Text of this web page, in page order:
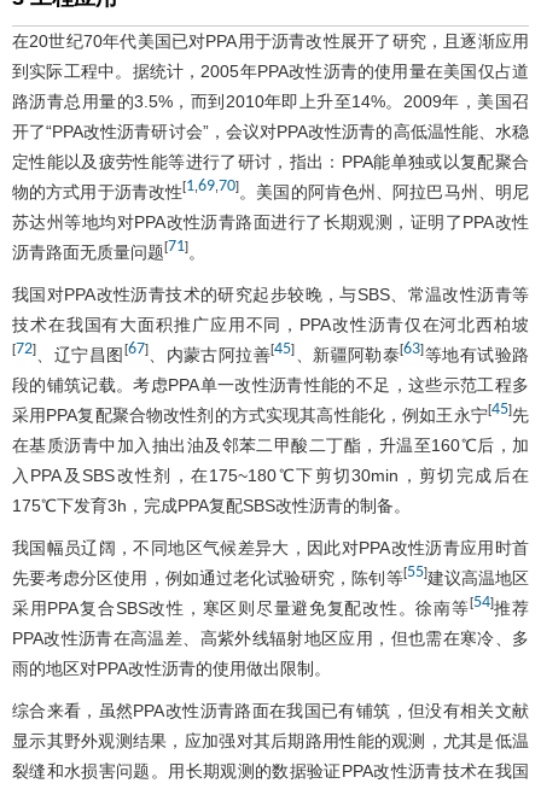
在20世纪70年代美国已对PPA用于沥青改性展开了研究，且逐渐应用
到实际工程中。据统计，2005年PPA改性沥青的使用量在美国仅占道
路沥青总用量的3.5%，而到2010年即上升至14%。2009年，美国召
开了“PPA改性沥青研讨会”，会议对PPA改性沥青的高低温性能、水稳
定性能以及疲劳性能等进行了研讨，指出：PPA能单独或以复配聚合
物的方式用于沥青改性[1 ,69 70] 。美国的阿肯色州、阿拉巴马州、明尼
苏达州等地均对PPA改性沥青路面进行了长期观测，证明了PPA改性
沥青路面无质量问题[71] 。
我国对PPA改性沥青技术的研究起步较晚，与SBS、常温改性沥青等
技术在我国有大面积推广应用不同，PPA改性沥青仅在河北西柏坡
[72] 、辽宁昌图 [67]、内蒙古阿拉善[45] 、新疆阿勒泰[63]等地有试验路
段的铺筑记载。考虑PPA单一改性沥青性能的不足，这些示范工程多
采用PPA复配聚合物改性剂的方式实现其高性能化，例如王永宁[45]先
在基质沥青中加入抽出油及邻苯二甲酸二丁酯，升温至160℃后，加
入PPA及SBS改性剂，在175~180℃下剪切30min，剪切完成后在
175℃下发育3h，完成PPA复配SBS改性沥青的制备。
我国幅员辽阔，不同地区气候差异大，因此对PPA改性沥青应用时首
先要考虑分区使用，例如通过老化试验研究，陈钊等[55]建议高温地区
采用PPA复合SBS改性，寒区则尽量避免复配改性。徐南等[54]推荐
PPA改性沥青在高温差、高紫外线辐射地区应用，但也需在寒冷、多
雨的地区对PPA改性沥青的使用做出限制。
综合来看，虽然PPA改性沥青路面在我国已有铺筑，但没有相关文献
显示其野外观测结果，应加强对其后期路用性能的观测，尤其是低温
裂缝和水损害问题。用长期观测的数据验证PPA改性沥青技术在我国